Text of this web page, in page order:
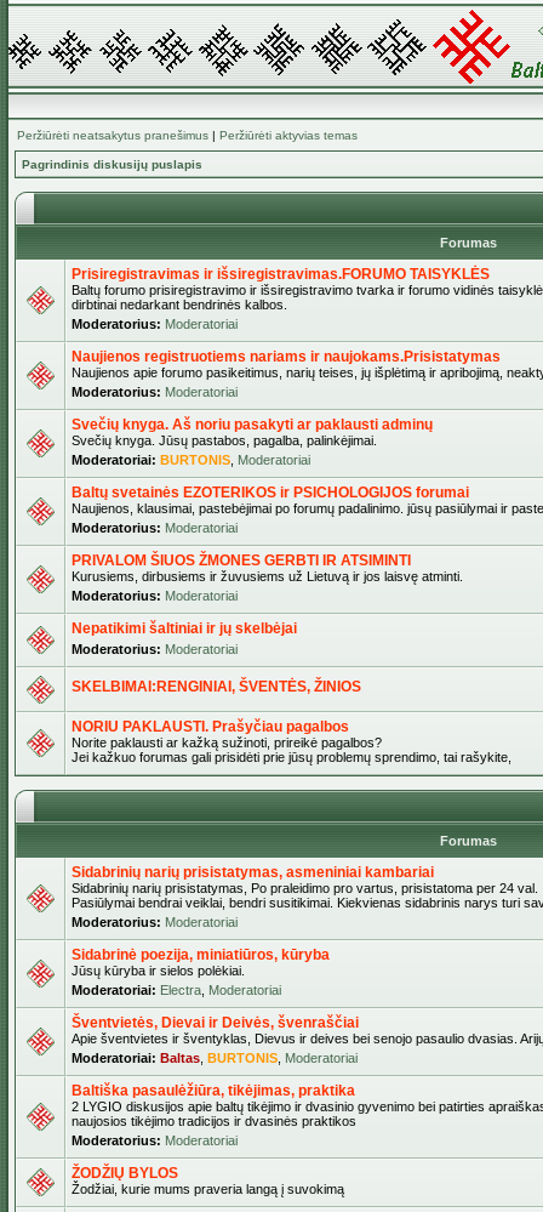
Peržiūrėti neatsakytus pranešimus | Peržiūrėti aktyvias temas
Pagrindinis diskusijų puslapis
Forumas
Prisiregistravimas ir išsiregistravimas.FORUMO TAISYKLĖS
Baltų forumo prisiregistravimo ir išsiregistravimo tvarka ir forumo vidinės
dirbtinai nedarkant bendrinės kalbos.
Moderatorius: Moderatoriai
Naujienos registruotiems nariams ir naujokams.Prisistatymas
Naujienos apie forumo pasikeitimus, narių teises, jų išplėtimą ir apribojimą,
Moderatorius: Moderatoriai
Svečių knyga. Aš noriu pasakyti ar paklausti adminų
Svečių knyga. Jūsų pastabos, pagalba, palinkėjimai.
Moderatoriai: BURTONIS Moderatoriai
Baltų svetainės EZOTERIKOS ir PSICHOLOGIJOS forumai
Naujienos, klausimai, pastebėjimai po forumų padalinimo. jūsų pasiūlymai ir
Moderatorius: Moderatoriai
PRIVALOM ŠIUOS ŽMONES GERBTI IR ATSIMINTI
Kurusiems, dirbusiems ir žuvusiems už Lietuvą ir jos laisvę atminti.
Moderatorius: Moderatoriai
Nepatikimi šaltiniai ir jų skelbėjai
Moderatorius: Moderatoriai
SKELBIMAI:RENGINIAI, ŠVENTĖS, ŽINIOS
NORIU PAKLAUSTI. Prašyčiau pagalbos
Norite paklausti ar kažką sužinoti, prireikė pagalbos?
Jei kažkuo forumas gali prisidėti prie jūsų problemų sprendimo, tai rašykite,
Forumas
Sidabrinių narių prisistatymas, asmeniniai kambariai
Sidabrinių narių prisistatymas, Po praleidimo pro vartus, prisistatoma per 24 val.
Pasiūlymai bendrai veiklai, bendri susitikimai. Kiekvienas sidabrinis narys turi
Moderatorius: Moderatoriai
Sidabrinė poezija, miniatiūros, kūryba
Jūsų kūryba ir sielos polėkiai.
Moderatoriai: Electra Moderatoriai
Šventvietės, Dievai ir Deivės, švenraščiai
Apie šventvietes ir šventyklas, Dievus ir deives bei senojo pasaulio dvasias.
Moderatoriai: Baltas BURTONIS Moderatoriai
Baltiška pasaulėžiūra, tikėjimas, praktika
2 LYGIO diskusijos apie baltų tikėjimo ir dvasinio gyvenimo bei patirties
naujosios tikėjimo tradicijos ir dvasinės praktikos
Moderatorius: Moderatoriai
ŽODŽIŲ BYLOS
Žodžiai, kurie mums praveria langą į suvokimą